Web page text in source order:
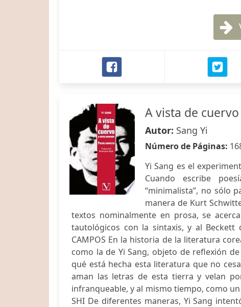
A vista de
Autor: Sang Yi
Número de Páginas:
Yi Sang es el
Cuando escribe
“minimalista”, no sólo
manera de Kurt
textos nominalmente en prosa, se
tautológicos con la sintaxis, y al Beckett
CAMPOS En la historia de la literatura
como la de Yi Sang, objeto de reflexión
qué está hecha esta literatura que no
aman las letras de esta tierra y velan
infranqueable, y al mismo tiempo, como
SHI De diferentes maneras, Yi Sang